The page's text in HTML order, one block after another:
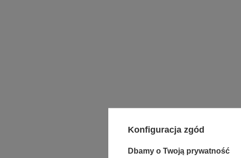
Konfiguracja zgód
Dbamy o Twoją prywatność